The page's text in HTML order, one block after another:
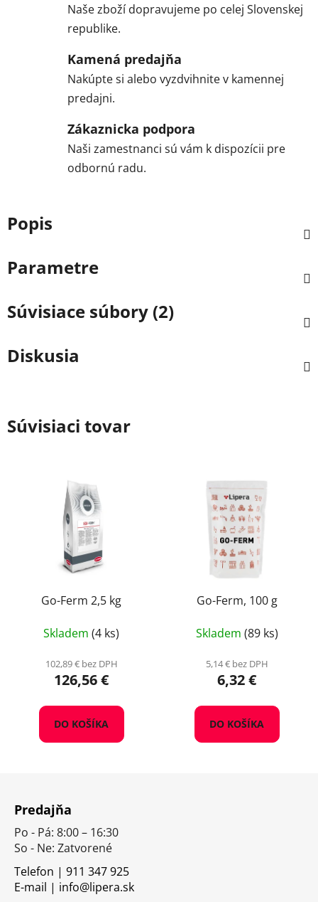
Naše zboží dopravujeme po celej Slovenskej
republike.
Kamená predajňa
Nakúpte si alebo vyzdvihnite v kamennej
predajni.
Zákaznicka podpora
Naši zamestnanci sú vám k dispozícii pre
odbornú radu.
Popis
Parametre
Súvisiace súbory (2)
Diskusia
Súvisiaci tovar
Go-Ferm 2,5 kg
Skladem (4 ks)
102,89 € bez DPH
126,56 €
DO KOŠÍKA
Go-Ferm, 100 g
Skladem (89 ks)
5,14 € bez DPH
6,32 €
DO KOŠÍKA
Predajňa
Po - Pá: 8:00 – 16:30
So - Ne: Zatvorené
Telefon | 911 347 925
E-mail | info@lipera.sk